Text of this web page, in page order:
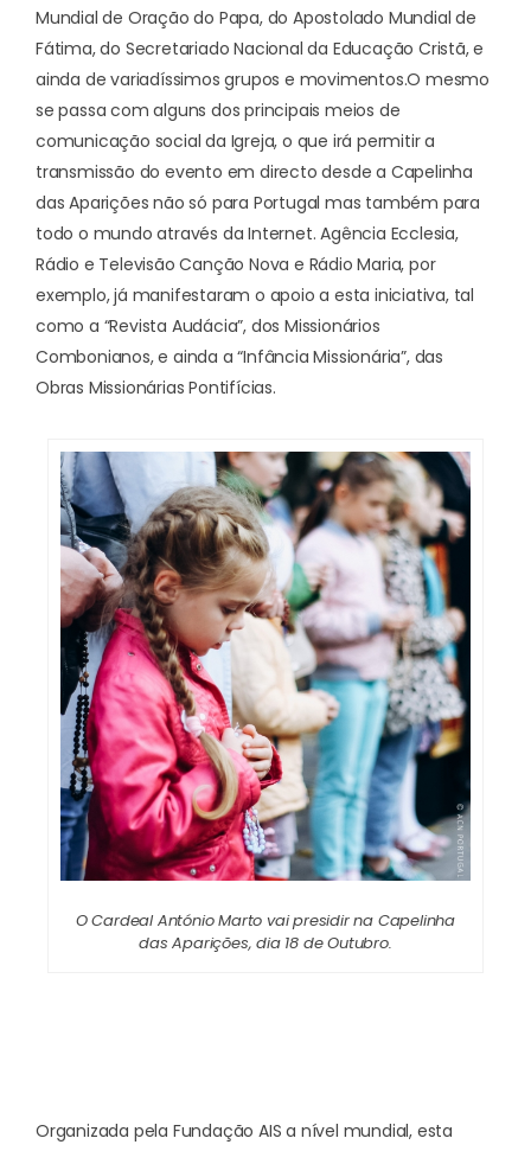
Mundial de Oração do Papa, do Apostolado Mundial de
Fátima, do Secretariado Nacional da Educação Cristã, e
ainda de variadíssimos grupos e movimentos.O mesmo
se passa com alguns dos principais meios de
comunicação social da Igreja, o que irá permitir a
transmissão do evento em directo desde a Capelinha
das Aparições não só para Portugal mas também para
todo o mundo através da Internet. Agência Ecclesia,
Rádio e Televisão Canção Nova e Rádio Maria, por
exemplo, já manifestaram o apoio a esta iniciativa, tal
como a “Revista Audácia”, dos Missionários
Combonianos, e ainda a “Infância Missionária”, das
Obras Missionárias Pontifícias.
O Cardeal António Marto vai presidir na Capelinha
das Aparições, dia 18 de Outubro.
Organizada pela Fundação AIS a nível mundial, esta